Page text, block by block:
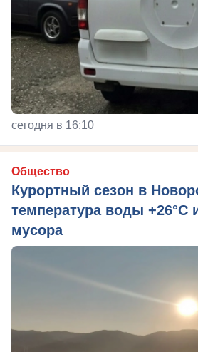
сегодня в 16:10
Общество
Курортный сезон в
температура воды +26°C
мусора